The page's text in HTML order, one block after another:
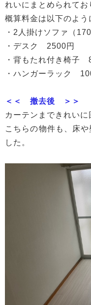
れいにまとめられてお
概算料金は以下のよう
・2人掛けソファ（
・デスク 2500円
・背もたれ付き椅子
・ハンガーラック
＜＜ 撤去後 ＞＞
カーテンまできれいに
こちらの物件も、床
した。